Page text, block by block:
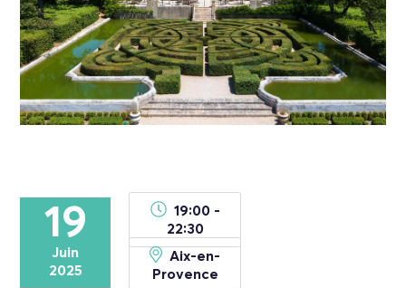
19
Juin
2025
19:00 -
22:30
Aix-en-
Provence